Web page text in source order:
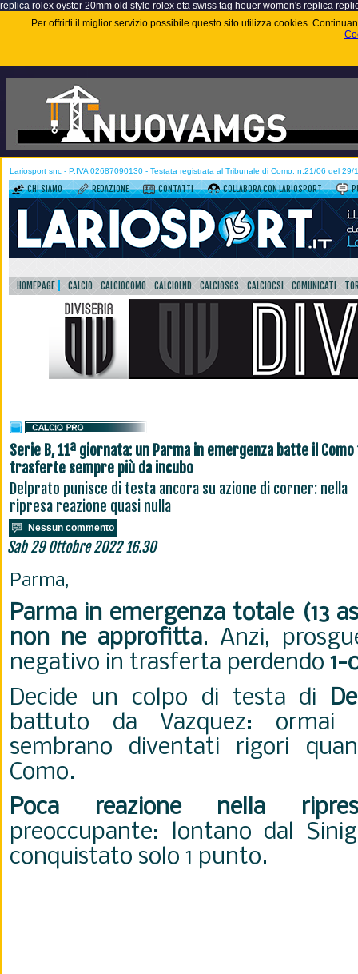
replica rolex oyster 20mm old style rolex eta swiss tag heuer women's replica
Per offrirti il miglior servizio possibile questo sito utilizza cookies.
Lariosport snc - P.IVA 02687090130 - Testata registrata al Tribunale di Como, n.21/06 del 29/
CHI SIAMO REDAZIONE CONTATTI COLLABORA CON LARIOSPORT
HOMEPAGE CALCIO CALCIOCOMO CALCIOLND CALCIOSGS CALCIOCSI COMUNICATI
Serie B, 11ª giornata: un Parma in emergenza batte il Como
trasferte sempre più da incubo
Delprato punisce di testa ancora su azione di corner: nella
ripresa reazione quasi nulla
Nessun commento
Sab 29 Ottobre 2022 16.30
Parma,
Parma in emergenza totale (13
non ne approfitta. Anzi,
negativo in trasferta perdendo 1-
Decide un colpo di testa di
battuto da Vazquez: ormai
sembrano diventati rigori
Como.
Poca reazione nella
preoccupante: lontano dal
conquistato solo 1 punto.